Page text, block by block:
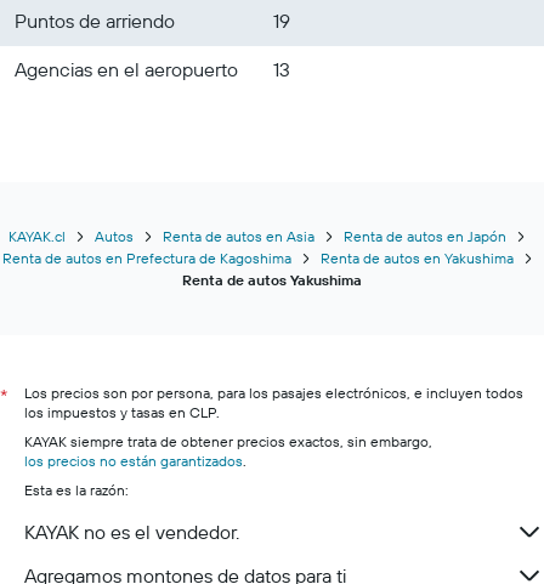
Puntos de arriendo
19
Agencias en el aeropuerto
13
KAYAK.cl Autos Renta de autos en Asia
Renta de autos en Japón
Renta de autos en Prefectura de Kagoshima
Renta de autos en Yakushima
Renta de autos Yakushima
*
Los precios son por persona, para los pasajes electrónicos, e incluyen todos
los impuestos y tasas en CLP.
KAYAK siempre trata de obtener precios exactos, sin embargo,
los precios no están garantizados.
Esta es la razón:
KAYAK no es el vendedor.
Agregamos montones de datos para ti